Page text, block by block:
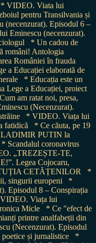
* VIDEO. Viata lui
pentru Transilvania și
Episodul 6 –
Eminescu (necenzurat).
* Un cadou de
români! Antologia
României în frauda
a Educației elaborată de
* Educația este un
Lege a Educației, proiect
am ratat noi, presa,
(Necenzurat).
* VIDEO. Viața lui
fatidică
* Ce căuta, pe 19
PUTIN la
* Scandalul coronavirus
„TREZEȘTE-TE,
Legea Cojocaru,
CETĂȚENILOR
*
singurii europeni
*
Episodul 8 – Conspirația
Viața lui
Micle
* Ce "efect de
printre analfabeții din
(Necenzurat). Episodul
și jurnalistice
*